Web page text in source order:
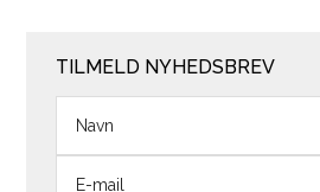
TILMELD NYHEDSBREV